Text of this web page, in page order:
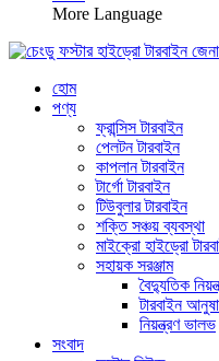
More Language
হোম
পণ্য
ফ্রান্সিস টারবাইন
পেলটন টারবাইন
কাপলান টারবাইন
টার্গো টারবাইন
টিউবুলার টারবাইন
শক্তি সঞ্চয় ব্যবস্থা
মাইক্রো হাইড্রো
সহায়ক সরঞ্জাম
বৈদ্যুতিক
টারবাইন
নিয়ন্ত্রণ ভালভ
সংবাদ